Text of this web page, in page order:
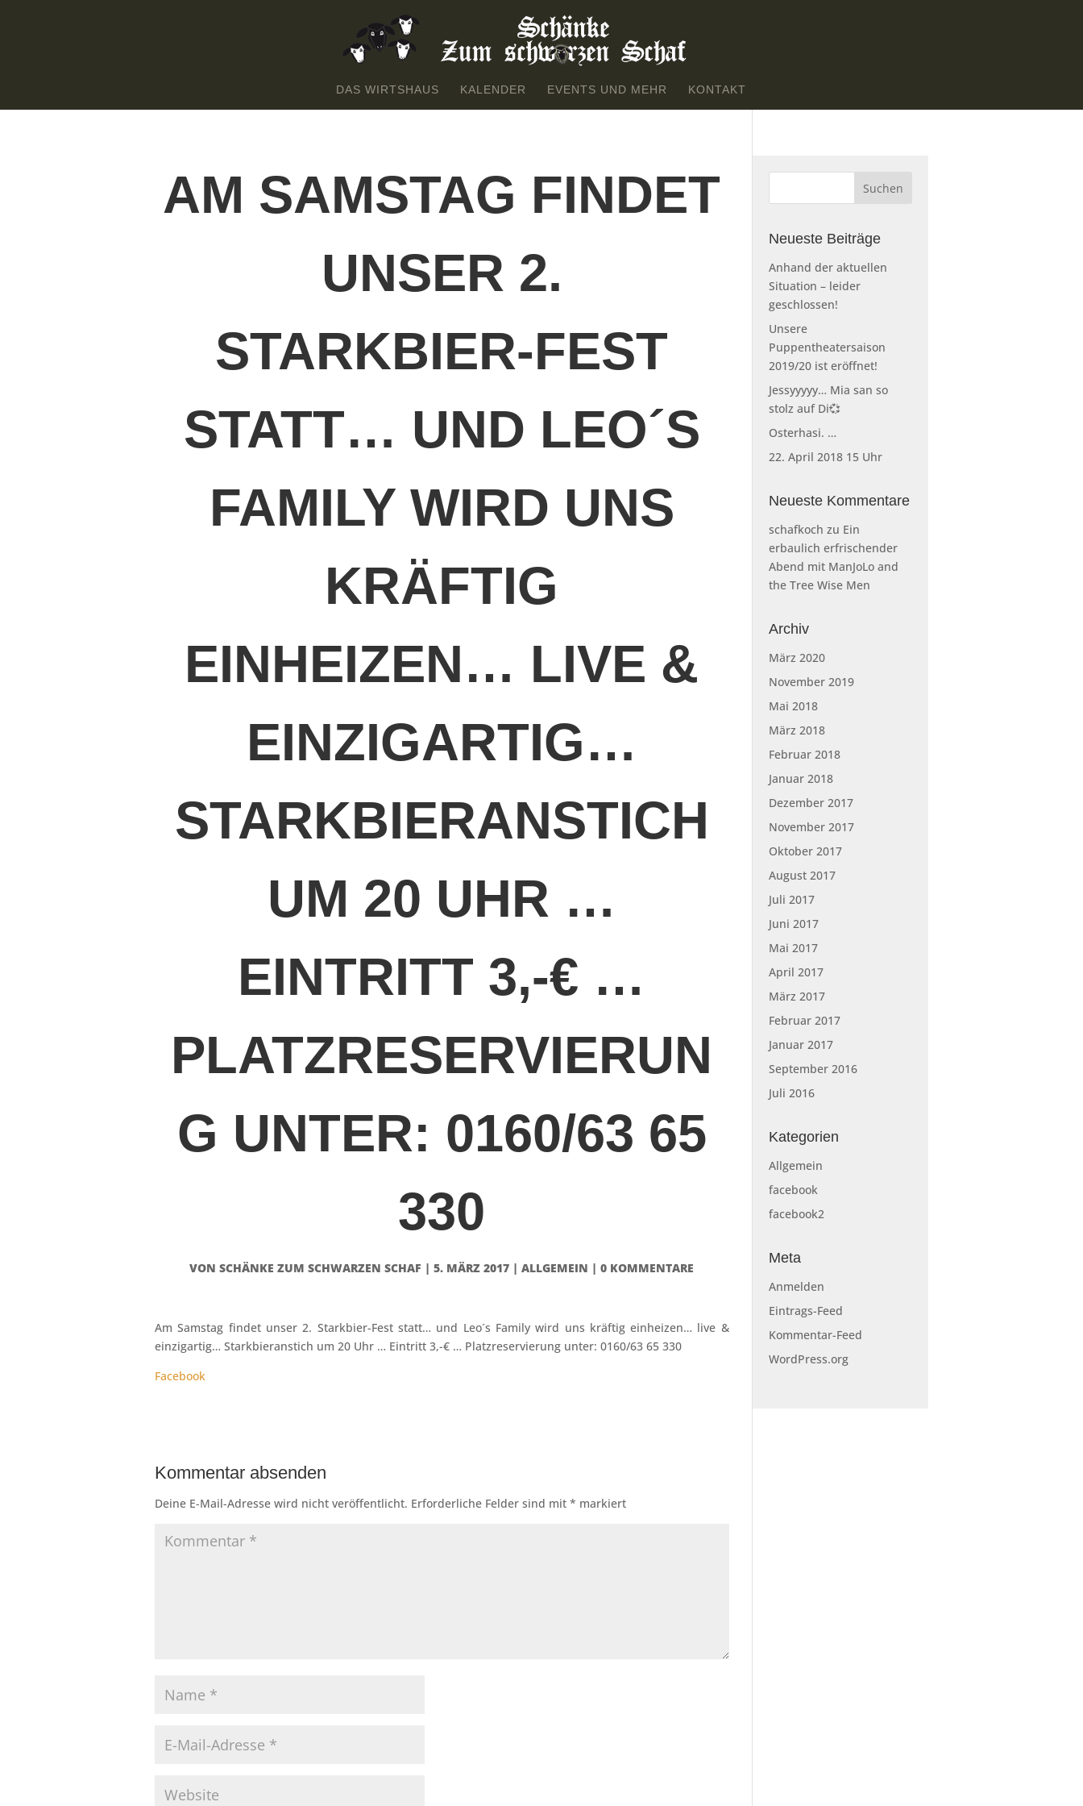
DAS WIRTSHAUS KALENDER EVENTS UND MEHR KONTAKT
AM SAMSTAG FINDET
UNSER 2.
STARKBIER-FEST
STATT… UND LEO´S
FAMILY WIRD UNS
KRÄFTIG
EINHEIZEN… LIVE &
EINZIGARTIG…
STARKBIERANSTICH
UM 20 UHR …
EINTRITT 3,-€ …
PLATZRESERVIERUN
G UNTER: 0160/63 65
330
VONSCHÄNKE ZUM SCHWARZEN SCHAF |5. MÄRZ 2017 |ALLGEMEIN |0 KOMMENTARE
Am Samstag findet unser 2. Starkbier-Fest statt… und Leo´s Family wird uns kräftig einheizen… live &
einzigartig… Starkbieranstich um 20 Uhr … Eintritt 3,-€ … Platzreservierung unter: 0160/63 65 330
Facebook
Kommentar absenden
Deine E-Mail-Adresse wird nicht veröffentlicht. Erforderliche Felder sind mit * markiert
Neueste Beiträge
Anhand der aktuellen
Situation – leider
geschlossen!
Unsere
Puppentheatersaison
2019/20 ist eröffnet!
Jessyyyyy… Mia san so
stolz auf Di💞
Osterhasi. …
22. April 2018 15 Uhr
Neueste Kommentare
schafkoch zu Ein
erbaulich erfrischender
Abend mit ManJoLo and
the Tree Wise Men
Archiv
März 2020
November 2019
Mai 2018
März 2018
Februar 2018
Januar 2018
Dezember 2017
November 2017
Oktober 2017
August 2017
Juli 2017
Juni 2017
Mai 2017
April 2017
März 2017
Februar 2017
Januar 2017
September 2016
Juli 2016
Kategorien
Allgemein
facebook
facebook2
Meta
Anmelden
Eintrags-Feed
Kommentar-Feed
WordPress.org